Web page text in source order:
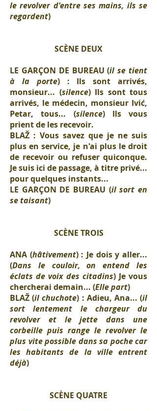
le revolver d'entre ses mains, ils se
regardent)
SCÈNE DEUX
LE GARÇON DE BUREAU (il se tient
à la porte) : Ils sont arrivés,
monsieur... (silence) Ils sont tous
arrivés, le médecin, monsieur Ivić,
Petar, tous... (silence) Ils vous
prient de les recevoir.
BLAŽ : Vous savez que je ne suis
plus en service, je n'ai plus le droit
de recevoir ou refuser quiconque.
Je suis ici de passage, à titre privé...
pour quelques instants...
LE GARÇON DE BUREAU (il sort en
se taisant)
SCÈNE TROIS
ANA (hâtivement) : Je dois y aller...
(Dans le couloir, on entend les
éclats de voix des citadins) Je vous
chercherai demain... (Elle part)
BLAŽ (il chuchote) : Adieu, Ana... (il
sort lentement le chargeur du
revolver et le jette dans une
corbeille puis range le revolver le
plus vite possible dans sa poche car
les habitants de la ville entrent
déjà)
SCÈNE QUATRE